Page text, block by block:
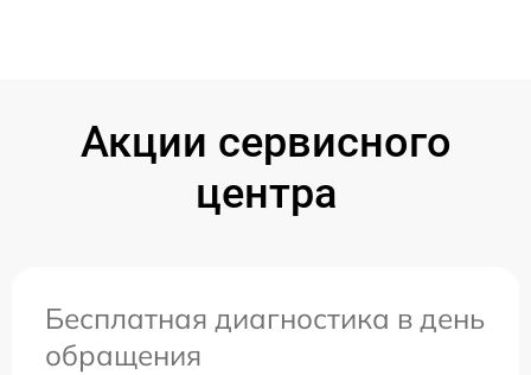
Акции сервисного
центра
Бесплатная диагностика в день
обращения